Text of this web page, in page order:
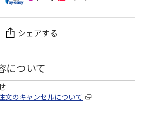
シェアする
について
文のキャンセルについて